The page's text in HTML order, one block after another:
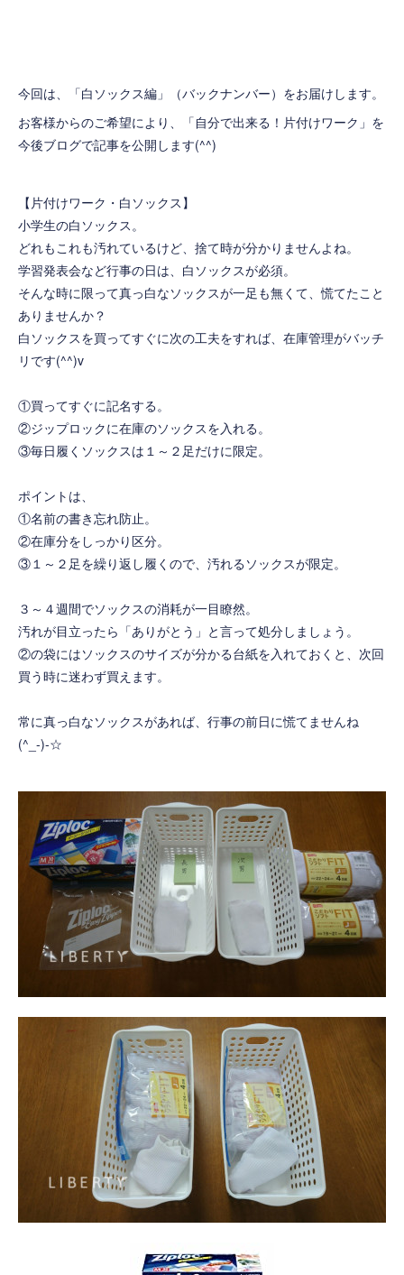
今回は、「白ソックス編」（バックナンバー）をお届けします。
お客様からのご希望により、「自分で出来る！片付けワーク」を
今後ブログで記事を公開します(^^)
【片付けワーク・白ソックス】
小学生の白ソックス。
どれもこれも汚れているけど、捨て時が分かりませんよね。
学習発表会など行事の日は、白ソックスが必須。
そんな時に限って真っ白なソックスが一足も無くて、慌てたこと
ありませんか？
白ソックスを買ってすぐに次の工夫をすれば、在庫管理がバッチ
リです(^^)v
①買ってすぐに記名する。
②ジップロックに在庫のソックスを入れる。
③毎日履くソックスは１～２足だけに限定。
ポイントは、
①名前の書き忘れ防止。
②在庫分をしっかり区分。
③１～２足を繰り返し履くので、汚れるソックスが限定。
３～４週間でソックスの消耗が一目瞭然。
汚れが目立ったら「ありがとう」と言って処分しましょう。
②の袋にはソックスのサイズが分かる台紙を入れておくと、次回
買う時に迷わず買えます。
常に真っ白なソックスがあれば、行事の前日に慌てませんね
(^_-)-☆